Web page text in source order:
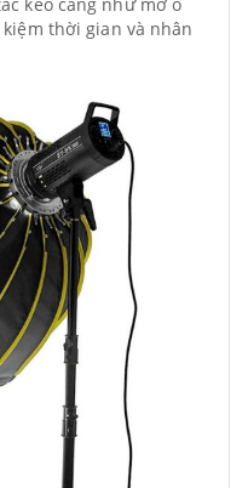
thời gian và nhân